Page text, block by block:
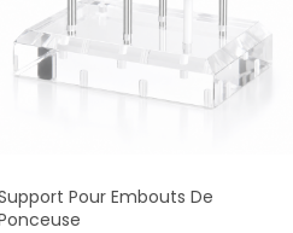
Pour Embouts De